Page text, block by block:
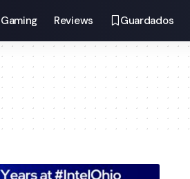
Gaming Reviews Guardados